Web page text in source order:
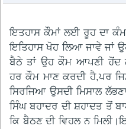
ਇਤਹਾਸ ਕੌਮਾਂ ਲਈ ਰੂਹ ਦਾ
ਇਤਿਹਾਸ ਖੋਹ ਲਿਆ ਜਾਵੇ ਜਾਂ
ਬੈਠੇ ਤਾਂ ਉਹ ਕੌਮ ਆਪਣੀ ਹੋਂਦ
ਹਰ ਕੌਮ ਮਾਣ ਕਰਦੀ ਹੈ,ਪਰ
ਸਿਰਜਿਆ ਉਸਦੀ ਮਿਸਾਲ
ਸਿੰਘ ਬਹਾਦਰ ਦੀ ਸ਼ਹਾਦਤ ਤੋਂ
ਕਿ ਬੈਠਣ ਦੀ ਵਿਹਲ ਨ